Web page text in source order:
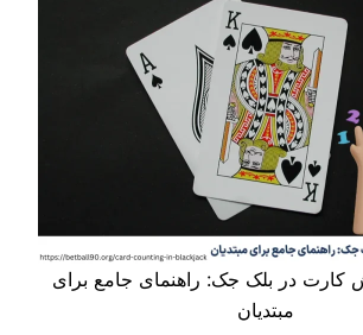
در بلک جک: راهنمای جامع برای
مبتدیان